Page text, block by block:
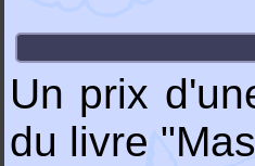
Un prix
du livre